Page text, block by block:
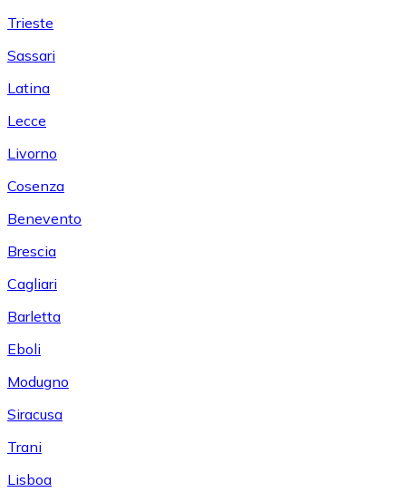
Trieste
Sassari
Latina
Lecce
Livorno
Cosenza
Benevento
Brescia
Cagliari
Barletta
Eboli
Modugno
Siracusa
Trani
Lisboa